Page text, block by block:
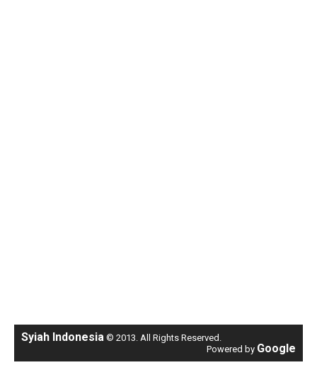
Syiah Indonesia © 2013. All Rights Reserved.
Powered by Google